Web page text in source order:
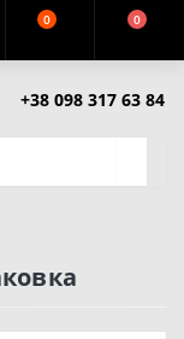
0 0
+38 098 317 63 84